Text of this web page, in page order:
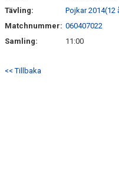
Tävling:
Pojkar 2014(12
Matchnummer: 060407022
Samling:
11:00
<< Tillbaka